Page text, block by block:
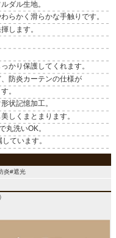
ダル生地。
らかく滑らかな手触りです。
します。
かり保護してくれます。
防炎カーテンの仕様が
。
状記憶加工。
しくまとまります。
丸洗いOK。
ています。
炎#遮光